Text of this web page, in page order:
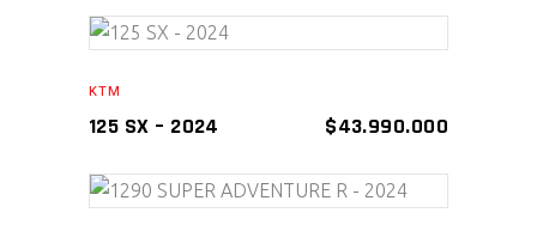
KTM
125 SX – 2024 $43.990.000